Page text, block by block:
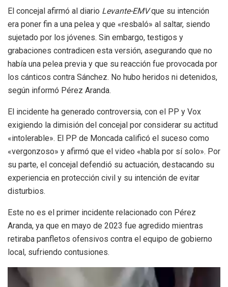
El concejal afirmó al diario Levante-EMVque su intención
era poner fin a una pelea y que «resbaló» al saltar, siendo
sujetado por los jóvenes. Sin embargo, testigos y
grabaciones contradicen esta versión, asegurando que no
había una pelea previa y que su reacción fue provocada por
los cánticos contra Sánchez. No hubo heridos ni detenidos,
según informó Pérez Aranda.
El incidente ha generado controversia, con el PP y Vox
exigiendo la dimisión del concejal por considerar su actitud
«intolerable». El PP de Moncada calificó el suceso como
«vergonzoso» y afirmó que el video «habla por sí solo». Por
su parte, el concejal defendió su actuación, destacando su
experiencia en protección civil y su intención de evitar
disturbios.
Este no es el primer incidente relacionado con Pérez
Aranda, ya que en mayo de 2023 fue agredido mientras
retiraba panfletos ofensivos contra el equipo de gobierno
local, sufriendo contusiones.
Reproductor